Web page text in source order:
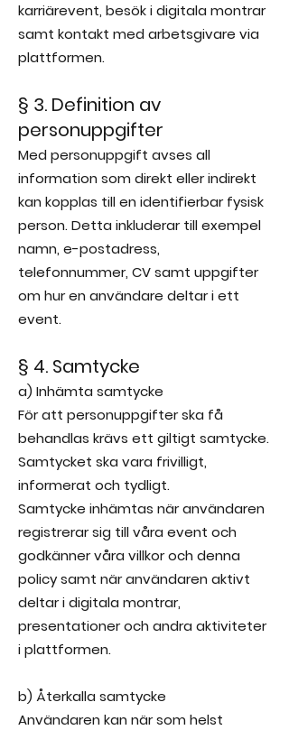
karriärevent, besök i digitala montrar
samt kontakt med arbetsgivare via
plattformen.
§ 3. Definition av
personuppgifter
Med personuppgift avses all
information som direkt eller indirekt
kan kopplas till en identifierbar fysisk
person. Detta inkluderar till exempel
namn, e-postadress,
telefonnummer, CV samt uppgifter
om hur en användare deltar i ett
event.
§ 4. Samtycke
a) Inhämta samtycke
För att personuppgifter ska få
behandlas krävs ett giltigt samtycke.
Samtycket ska vara frivilligt,
informerat och tydligt.
Samtycke inhämtas när användaren
registrerar sig till våra event och
godkänner våra villkor och denna
policy samt när användaren aktivt
deltar i digitala montrar,
presentationer och andra aktiviteter
i plattformen.
b) Återkalla samtycke
Användaren kan när som helst